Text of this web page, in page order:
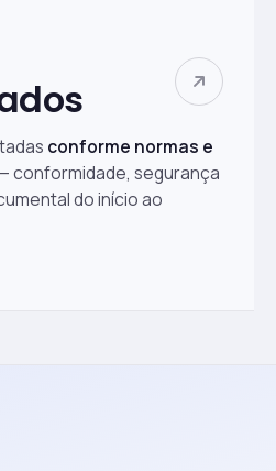
conforme normas e
conformidade, segurança
do início ao